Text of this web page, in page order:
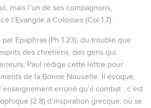
mais l’un de ses compagnons,
l’Evangile à Colosses (Col 1.7).
Epaphras (Ph 1.23), du trouble que
des chrétiens, des gens qui
Paul rédige cette lettre pour
de la Bonne Nouvelle. Il évoque,
erroné qu’il combat : c’est
(2.8) d’inspiration grecque, où se